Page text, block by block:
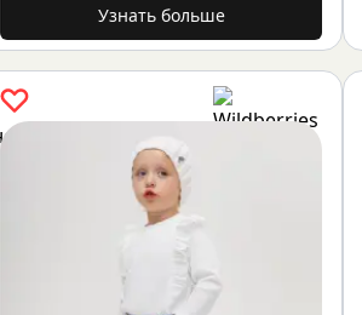
Узнать больше